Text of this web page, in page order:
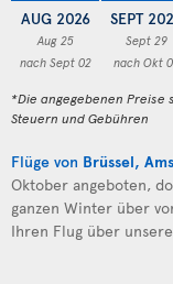
AUG 2026
Aug 25
nach Sept 02
SEPT
Sept 29
nach Okt
*Die angegebenen
Steuern und Gebühren
Flüge von Brüssel,
Oktober angeboten,
ganzen Winter über
Ihren Flug über